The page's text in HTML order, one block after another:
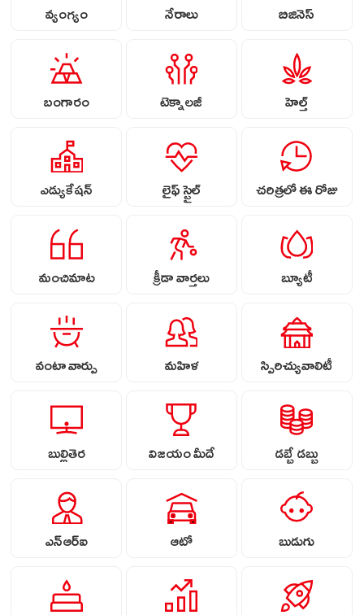
వ్యంగ్యం నేరాలు బిజినెస్
బంగారం టెక్నాలజీ హెల్త్
ఎడ్యుకేషన్ లైఫ్ స్టైల్ చరిత్రలో ఈ రోజు
మంచిమాట క్రీడా వార్తలు బ్యూటీ
వంటా వార్పు మహిళ స్పిరిచ్యువాలిటీ
బుల్లితెర విజయం మీదే డబ్బే డబ్బు
ఎన్ఆర్ఐ ఆటో బుడుగు